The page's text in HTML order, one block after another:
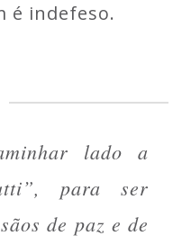
é indefeso.
lado a
para ser
de paz e de